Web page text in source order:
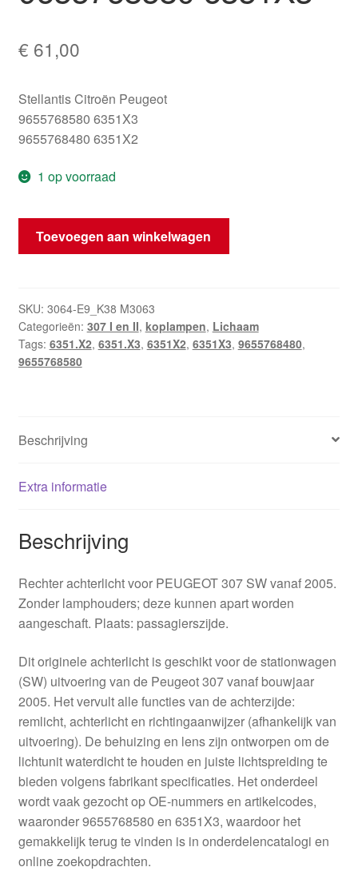
€ 61,00
Stellantis Citroën Peugeot
9655768580 6351X3
9655768480 6351X2
1 op voorraad
Rechter
achterlicht
SW
9655768580
6351X3
hoeveelheid
Toevoegen aan winkelwagen
SKU: 3064-E9_K38 M3063
Categorieën: 307 I en II, koplampen, Lichaam
Tags: 6351.X2, 6351.X3, 6351X2, 6351X3, 9655768480,
9655768580
Beschrijving
Extra informatie
Beschrijving
Rechter achterlicht voor PEUGEOT 307 SW vanaf 2005.
Zonder lamphouders; deze kunnen apart worden
aangeschaft. Plaats: passagierszijde.
Dit originele achterlicht is geschikt voor de stationwagen
(SW) uitvoering van de Peugeot 307 vanaf bouwjaar
2005. Het vervult alle functies van de achterzijde:
remlicht, achterlicht en richtingaanwijzer (afhankelijk van
uitvoering). De behuizing en lens zijn ontworpen om de
lichtunit waterdicht te houden en juiste lichtspreiding te
bieden volgens fabrikant specificaties. Het onderdeel
wordt vaak gezocht op OE-nummers en artikelcodes,
waaronder 9655768580 en 6351X3, waardoor het
gemakkelijk terug te vinden is in onderdelencatalogi en
online zoekopdrachten.